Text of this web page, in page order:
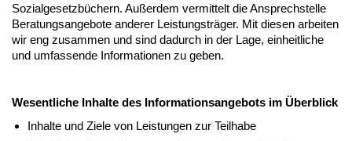
Sozialgesetzbüchern. Außerdem vermittelt die Ansprechstelle
Beratungsangebote anderer Leistungsträger. Mit diesen arbeiten
wir eng zusammen und sind dadurch in der Lage, einheitliche
und umfassende Informationen zu geben.
Wesentliche Inhalte des Informationsangebots im Überblick
Inhalte und Ziele von Leistungen zur Teilhabe